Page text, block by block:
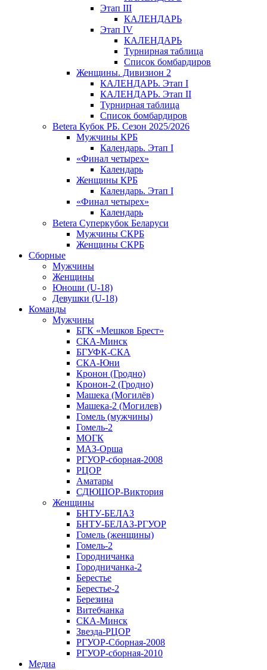
Этап III
КАЛЕНДАРЬ
Этап IV
КАЛЕНДАРЬ
Турнирная таблица
Список бомбардиров
Женщины. Дивизион 2
КАЛЕНДАРЬ. Этап I
КАЛЕНДАРЬ. Этап II
Турнирная таблица
Список бомбардиров
Betera Кубок РБ. Сезон 2025/2026
Мужчины КРБ
Календарь. Этап I
«Финал четырех»
Календарь
Женщины КРБ
Календарь. Этап I
«Финал четырех»
Календарь
Betera Суперкубок Беларуси
Мужчины СКРБ
Женщины СКРБ
Сборные
Мужчины
Женщины
Юноши (U-18)
Девушки (U-18)
Команды
Мужчины
БГК «Мешков Брест»
СКА-Минск
БГУФК-СКА
СКА-Юни
Кронон (Гродно)
Кронон-2 (Гродно)
Машека (Могилёв)
Машека-2 (Могилев)
Гомель (мужчины)
Гомель-2
МОГК
МАЗ-Орша
РГУОР-сборная-2008
РЦОР
Аматары
СДЮШОР-Виктория
Женщины
БНТУ-БЕЛАЗ
БНТУ-БЕЛАЗ-РГУОР
Гомель (женщины)
Гомель-2
Городничанка
Городничанка-2
Берестье
Берестье-2
Березина
Витебчанка
СКА-Минск
Звезда-РЦОР
РГУОР-Сборная-2008
РГУОР-сборная-2010
Медиа